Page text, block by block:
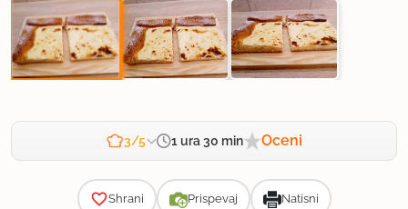
3/5 1 ura 30 min Oceni
Shrani Prispevaj Natisni